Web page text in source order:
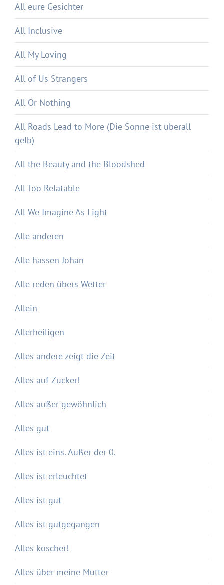
All eure Gesichter
All Inclusive
All My Loving
All of Us Strangers
All Or Nothing
All Roads Lead to More (Die Sonne ist überall
gelb)
All the Beauty and the Bloodshed
All Too Relatable
All We Imagine As Light
Alle anderen
Alle hassen Johan
Alle reden übers Wetter
Allein
Allerheiligen
Alles andere zeigt die Zeit
Alles auf Zucker!
Alles außer gewöhnlich
Alles gut
Alles ist eins. Außer der 0.
Alles ist erleuchtet
Alles ist gut
Alles ist gutgegangen
Alles koscher!
Alles über meine Mutter